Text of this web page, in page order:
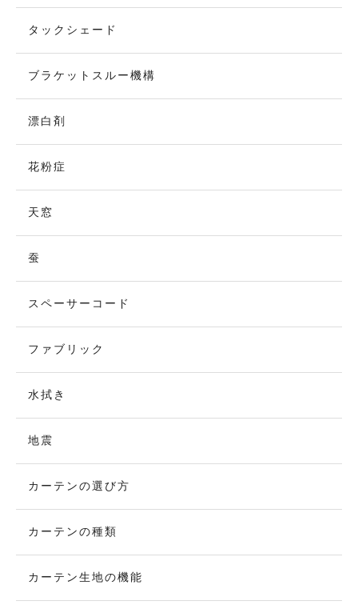
タックシェード
ブラケットスルー機構
漂白剤
花粉症
天窓
蚕
スペーサーコード
ファブリック
水拭き
地震
カーテンの選び方
カーテンの種類
カーテン生地の機能